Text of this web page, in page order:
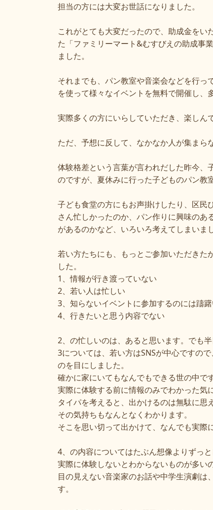
担当の方には大変お世話になりました。
これがとても大変だったので、助成金を
た「ファミリーマート &むすびえの助成事
ました。
それまでも、パン教室や音楽会などを行
を使って様々なイベントを無料で開催し、
実際多くの方にいらしていただき、楽しん
ただ、予想に反して、なかなか人が集まら
体験格差という言葉が言われだした昨今、
のですが、夏休みに行った子どものパン教
子ども食堂の方にもお声掛けしたり、区民
さん忙しかったのか、パン作りに興味の
があるのかなど、いろいろ考えてしまいまし
若い方たちにも、もっとご参加いただきた
した。
1 、情報が行き渡っていない
2、若い人は忙しい
3、知らないイベントに参加するのには躊
4、行きたいと思う内容でない
2、の忙しいのは、あると思います。でも半
3については、若い方はSNSが中心ですの
のを目にしました。
確かに家にいてもなんでもできる世の中です
実際に体験する前に情報のみでわかった気
タイパを考えると、出かけるのは無駄に思
その気持ちもなんとなくわかります。
そこを思い切って出かけて、なんでも実際
4、の内容についてはたぶん想像よりずっと
実際に体験しないとわからないものが多い
目の見えない音楽家のお話や中学生演劇は
す。